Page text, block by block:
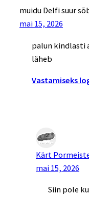
muidu Delfi suur
mai 15, 2026
palun kindlasti
läheb
Vastamiseks
Kärt
mai 15, 2026
Siin pole